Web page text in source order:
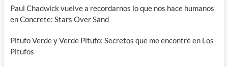
Paul Chadwick vuelve a recordarnos lo que nos hace humanos
en Concrete: Stars Over Sand
Pitufo Verde y Verde Pitufo: Secretos que me encontré en Los
Pitufos